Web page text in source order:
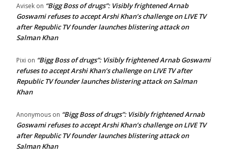
Avisek on “Bigg Boss of drugs”: Visibly frightened Arnab
Goswami refuses to accept Arshi Khan’s challenge on LIVE TV
after Republic TV founder launches blistering attack on
Salman Khan
Pixi on “Bigg Boss of drugs”: Visibly frightened Arnab Goswami
refuses to accept Arshi Khan’s challenge on LIVE TV after
Republic TV founder launches blistering attack on Salman
Khan
Anonymous on “Bigg Boss of drugs”: Visibly frightened Arnab
Goswami refuses to accept Arshi Khan’s challenge on LIVE TV
after Republic TV founder launches blistering attack on
Salman Khan